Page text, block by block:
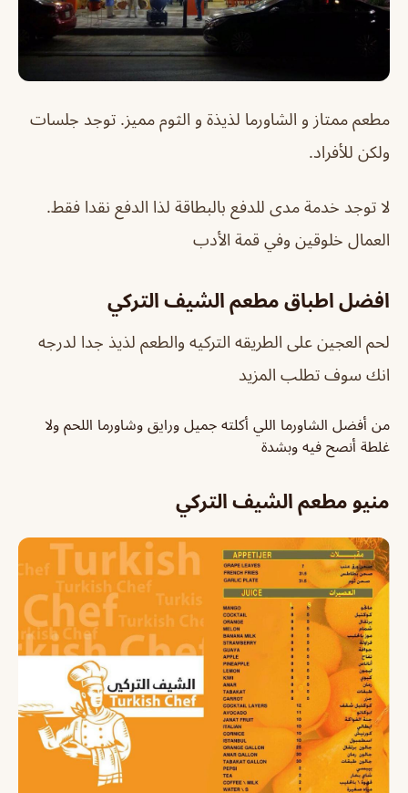
مطعم ممتاز و الشاورما لذيذة و الثوم مميز. توجد جلسات
ولكن للأفراد.
لا توجد خدمة مدى للدفع بالبطاقة لذا الدفع نقدا فقط.
العمال خلوقين وفي قمة الأدب
افضل اطباق مطعم الشيف التركي
لحم العجين على الطريقه التركيه والطعم لذيذ جدا لدرجه
انك سوف تطلب المزيد
من أفضل الشاورما اللي أكلته جميل ورايق وشاورما اللحم ولا
غلطة أنصح فيه وبشدة
منيو مطعم الشيف التركي